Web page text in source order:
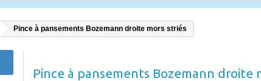
Pince à pansements Bozemann droite mors striés
Pince à pansements Bozemann droite